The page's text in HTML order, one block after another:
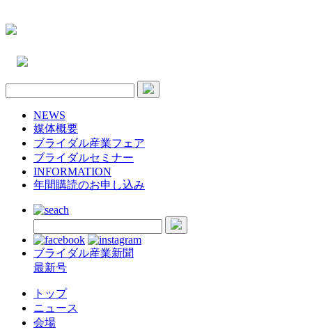
NEWS
媒体概要
ブライダル産業フェア
ブライダルセミナー
INFORMATION
年間購読のお申し込み
ブライダル産業新聞
最新号
トップ
ニュース
会場